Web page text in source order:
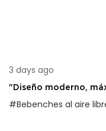
3 days ago
"Diseño moderno,
banco de madera al
#Bebenches al aire